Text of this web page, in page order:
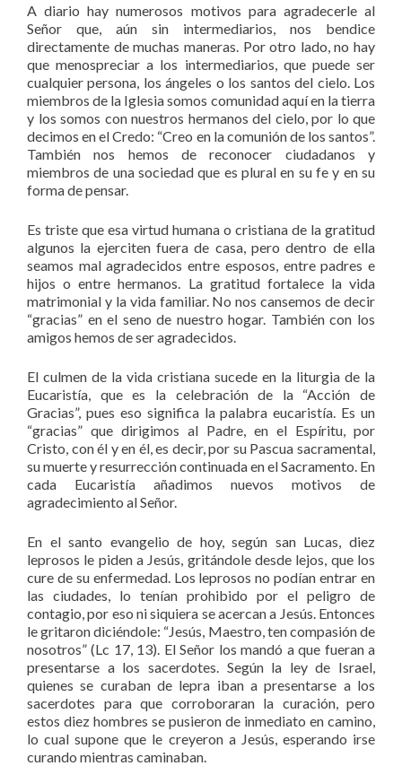
A diario hay numerosos motivos para agradecerle al
Señor que, aún sin intermediarios, nos bendice
directamente de muchas maneras. Por otro lado, no hay
que menospreciar a los intermediarios, que puede ser
cualquier persona, los ángeles o los santos del cielo. Los
miembros de la Iglesia somos comunidad aquí en la tierra
y los somos con nuestros hermanos del cielo, por lo que
decimos en el Credo: “Creo en la comunión de los santos”.
También nos hemos de reconocer ciudadanos y
miembros de una sociedad que es plural en su fe y en su
forma de pensar.
Es triste que esa virtud humana o cristiana de la gratitud
algunos la ejerciten fuera de casa, pero dentro de ella
seamos mal agradecidos entre esposos, entre padres e
hijos o entre hermanos. La gratitud fortalece la vida
matrimonial y la vida familiar. No nos cansemos de decir
“gracias” en el seno de nuestro hogar. También con los
amigos hemos de ser agradecidos.
El culmen de la vida cristiana sucede en la liturgia de la
Eucaristía, que es la celebración de la “Acción de
Gracias”, pues eso significa la palabra eucaristía. Es un
“gracias” que dirigimos al Padre, en el Espíritu, por
Cristo, con él y en él, es decir, por su Pascua sacramental,
su muerte y resurrección continuada en el Sacramento. En
cada Eucaristía añadimos nuevos motivos de
agradecimiento al Señor.
En el santo evangelio de hoy, según san Lucas, diez
leprosos le piden a Jesús, gritándole desde lejos, que los
cure de su enfermedad. Los leprosos no podían entrar en
las ciudades, lo tenían prohibido por el peligro de
contagio, por eso ni siquiera se acercan a Jesús. Entonces
le gritaron diciéndole: “Jesús, Maestro, ten compasión de
nosotros” (Lc 17, 13). El Señor los mandó a que fueran a
presentarse a los sacerdotes. Según la ley de Israel,
quienes se curaban de lepra iban a presentarse a los
sacerdotes para que corroboraran la curación, pero
estos diez hombres se pusieron de inmediato en camino,
lo cual supone que le creyeron a Jesús, esperando irse
curando mientras caminaban.